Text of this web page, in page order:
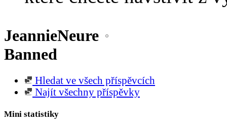
JeannieNeure
Banned
Hledat ve všech příspěvcích
Najít všechny příspěvky
Mini statistiky